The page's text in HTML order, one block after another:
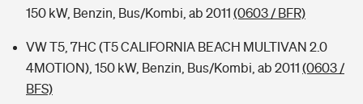
150 kW, Benzin, Bus/Kombi, ab 2011 (0603 / BFR)
VW T5, 7HC (T5 CALIFORNIA BEACH MULTIVAN 2.0
4MOTION), 150 kW, Benzin, Bus/Kombi, ab 2011 (0603 /
BFS)